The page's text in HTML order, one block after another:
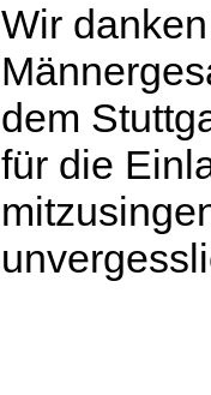
Wir
dem
für die